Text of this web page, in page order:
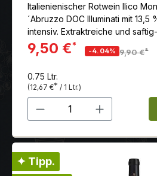
Italienienischer Rotwein Ilico
´Abruzzo DOC Illuminati mit 13,5
intensiv. Extraktreiche und
Langer Abgang. Hier günstig
9,50 €*
-4.04% 9,90 €*
0.75 Ltr.
(12,67 €* / 1 Ltr.)
Produkt Anzahl:
✦ Tipp.